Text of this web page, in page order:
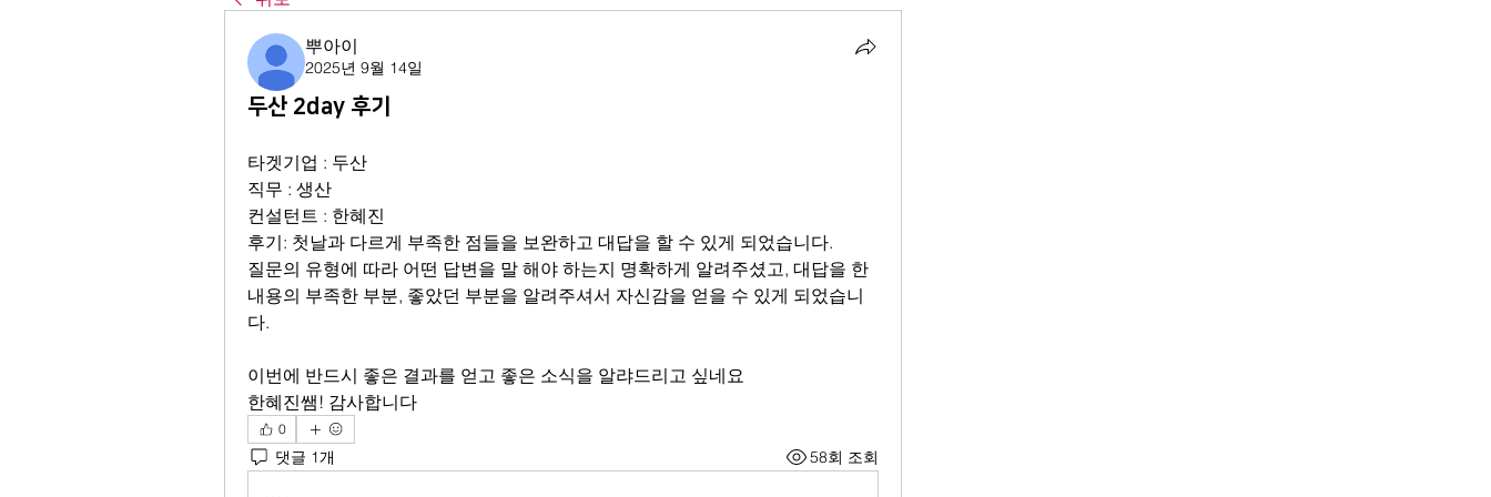
뿌아이
2025년 9월 14일
두산 2day 후기
타겟기업 : 두산
직무 : 생산
컨설턴트 : 한혜진
후기: 첫날과 다르게 부족한 점들을 보완하고 대답을 할 수 있게 되었습니다.
질문의 유형에 따라 어떤 답변을 말 해야 하는지 명확하게 알려주셨고, 대답을 한
내용의 부족한 부분, 좋았던 부분을 알려주셔서 자신감을 얻을 수 있게 되었습니
다.
이번에 반드시 좋은 결과를 얻고 좋은 소식을 알랴드리고 싶네요
한혜진쌤! 감사합니다
0
댓글 1개 58회 조회